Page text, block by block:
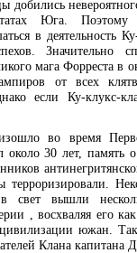
добились
Юга. Поэтому
в деятельность
Значительно
мага Форреста в
от всех
если Ку-клукс-
во время
около 30 лет,
свет вышли
, восхваляя его
южан.
Клана капитана